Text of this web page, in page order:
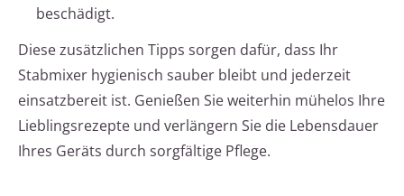
beschädigt.
Diese zusätzlichen Tipps sorgen dafür, dass Ihr
Stabmixer hygienisch sauber bleibt und jederzeit
einsatzbereit ist. Genießen Sie weiterhin mühelos Ihre
Lieblingsrezepte und verlängern Sie die Lebensdauer
Ihres Geräts durch sorgfältige Pflege.